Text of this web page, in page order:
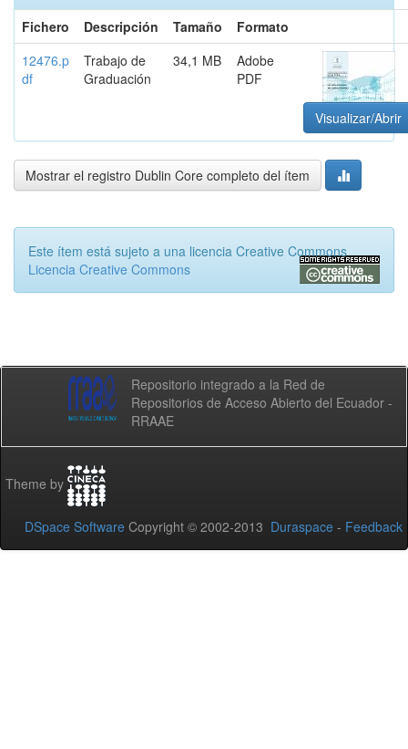
Fichero
Descripción Tamaño
Formato
12476.p
df
Trabajo de
Graduación
34,1 MB
Adobe
PDF
Visualizar/Abrir
Mostrar el registro Dublin Core completo del ítem
Este ítem está sujeto a una licencia Creative Commons
Licencia Creative Commons
Repositorio integrado a la Red de
Repositorios de Acceso Abierto del Ecuador -
RRAAE
Theme by
DSpace Software Copyright © 2002-2013 Duraspace - Feedback